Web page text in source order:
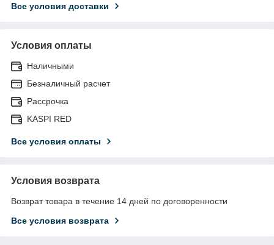
Все условия доставки
Условия оплаты
Наличными
Безналичный расчет
Рассрочка
KASPI RED
Все условия оплаты
Условия возврата
Возврат товара в течение 14 дней по договоренности
Все условия возврата